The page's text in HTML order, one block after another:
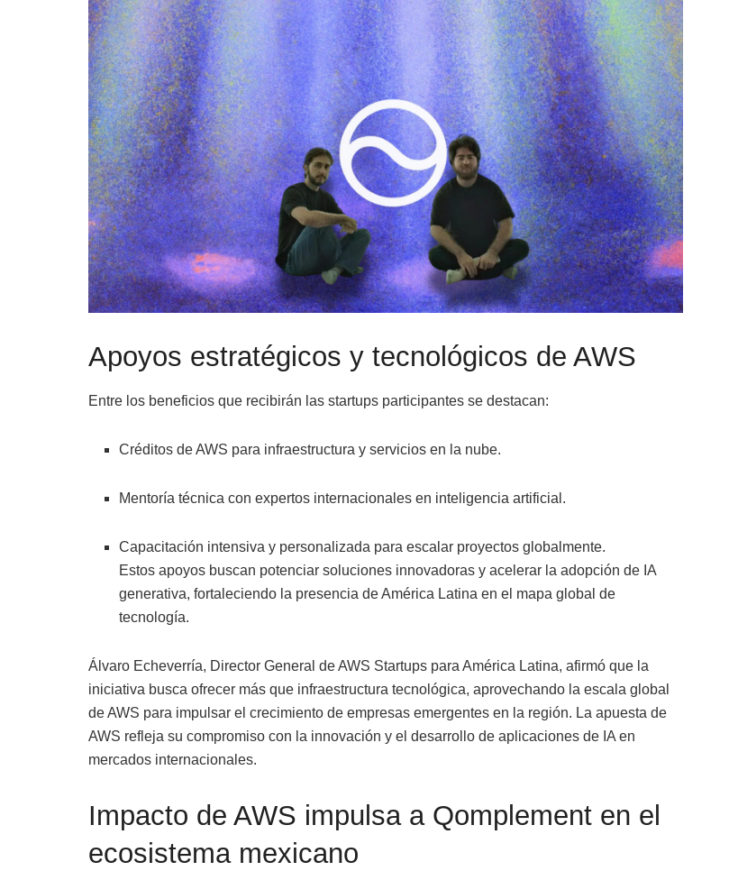
Apoyos estratégicos y tecnológicos de AWS
Entre los beneficios que recibirán las startups participantes se destacan:
Créditos de AWS para infraestructura y servicios en la nube.
Mentoría técnica con expertos internacionales en inteligencia artificial.
Capacitación intensiva y personalizada para escalar proyectos globalmente.
Estos apoyos buscan potenciar soluciones innovadoras y acelerar la adopción de IA
generativa, fortaleciendo la presencia de América Latina en el mapa global de
tecnología.
Álvaro Echeverría, Director General de AWS Startups para América Latina, afirmó que la
iniciativa busca ofrecer más que infraestructura tecnológica, aprovechando la escala global
de AWS para impulsar el crecimiento de empresas emergentes en la región. La apuesta de
AWS refleja su compromiso con la innovación y el desarrollo de aplicaciones de IA en
mercados internacionales.
Impacto de AWS impulsa a Qomplement en el
ecosistema mexicano